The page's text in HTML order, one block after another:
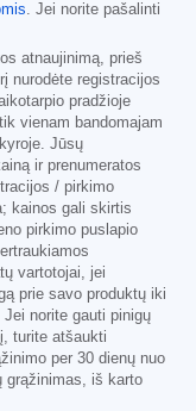
. Jei norite pašalinti
atnaujinimą, prieš
nurodėte registracijos
pradžioje
vienam bandomajam
Jūsų
ir prenumeratos
/ pirkimo
kainos gali skirtis
pirkimo puslapio
vartotojai, jei
prie savo produktų iki
norite gauti pinigų
turite atšaukti
per 30 dienų nuo
grąžinimas, iš karto